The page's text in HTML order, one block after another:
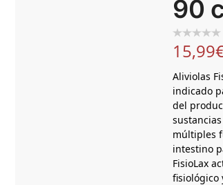
90
15,99
Aliviolas
indicado
del
múltiples
intestino
FisioLax
fisiológico